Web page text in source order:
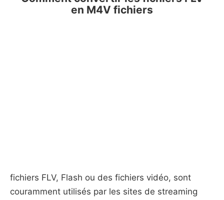
en M4V fichiers
fichiers FLV, Flash ou des fichiers vidéo, sont
couramment utilisés par les sites de streaming